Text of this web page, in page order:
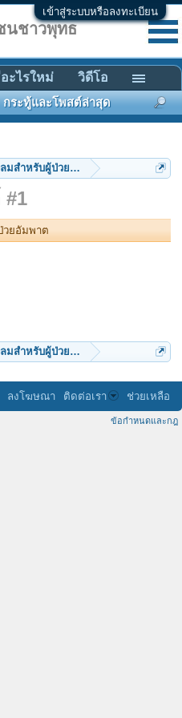
เข้าสู่ระบบหรือลงทะเบียน
มสำหรับผู้ป่วยอัมพาต
วยอัมพาต
มสำหรับผู้ป่วยอัมพาต
นชาวพุทธ
กระทู้และโพสต์ล่าสุด
ะไรใหม่ วิดีโอ
ลงโฆษณา ติดต่อเรา ช่วยเหลือ
ข้อกำหนดและกฎ